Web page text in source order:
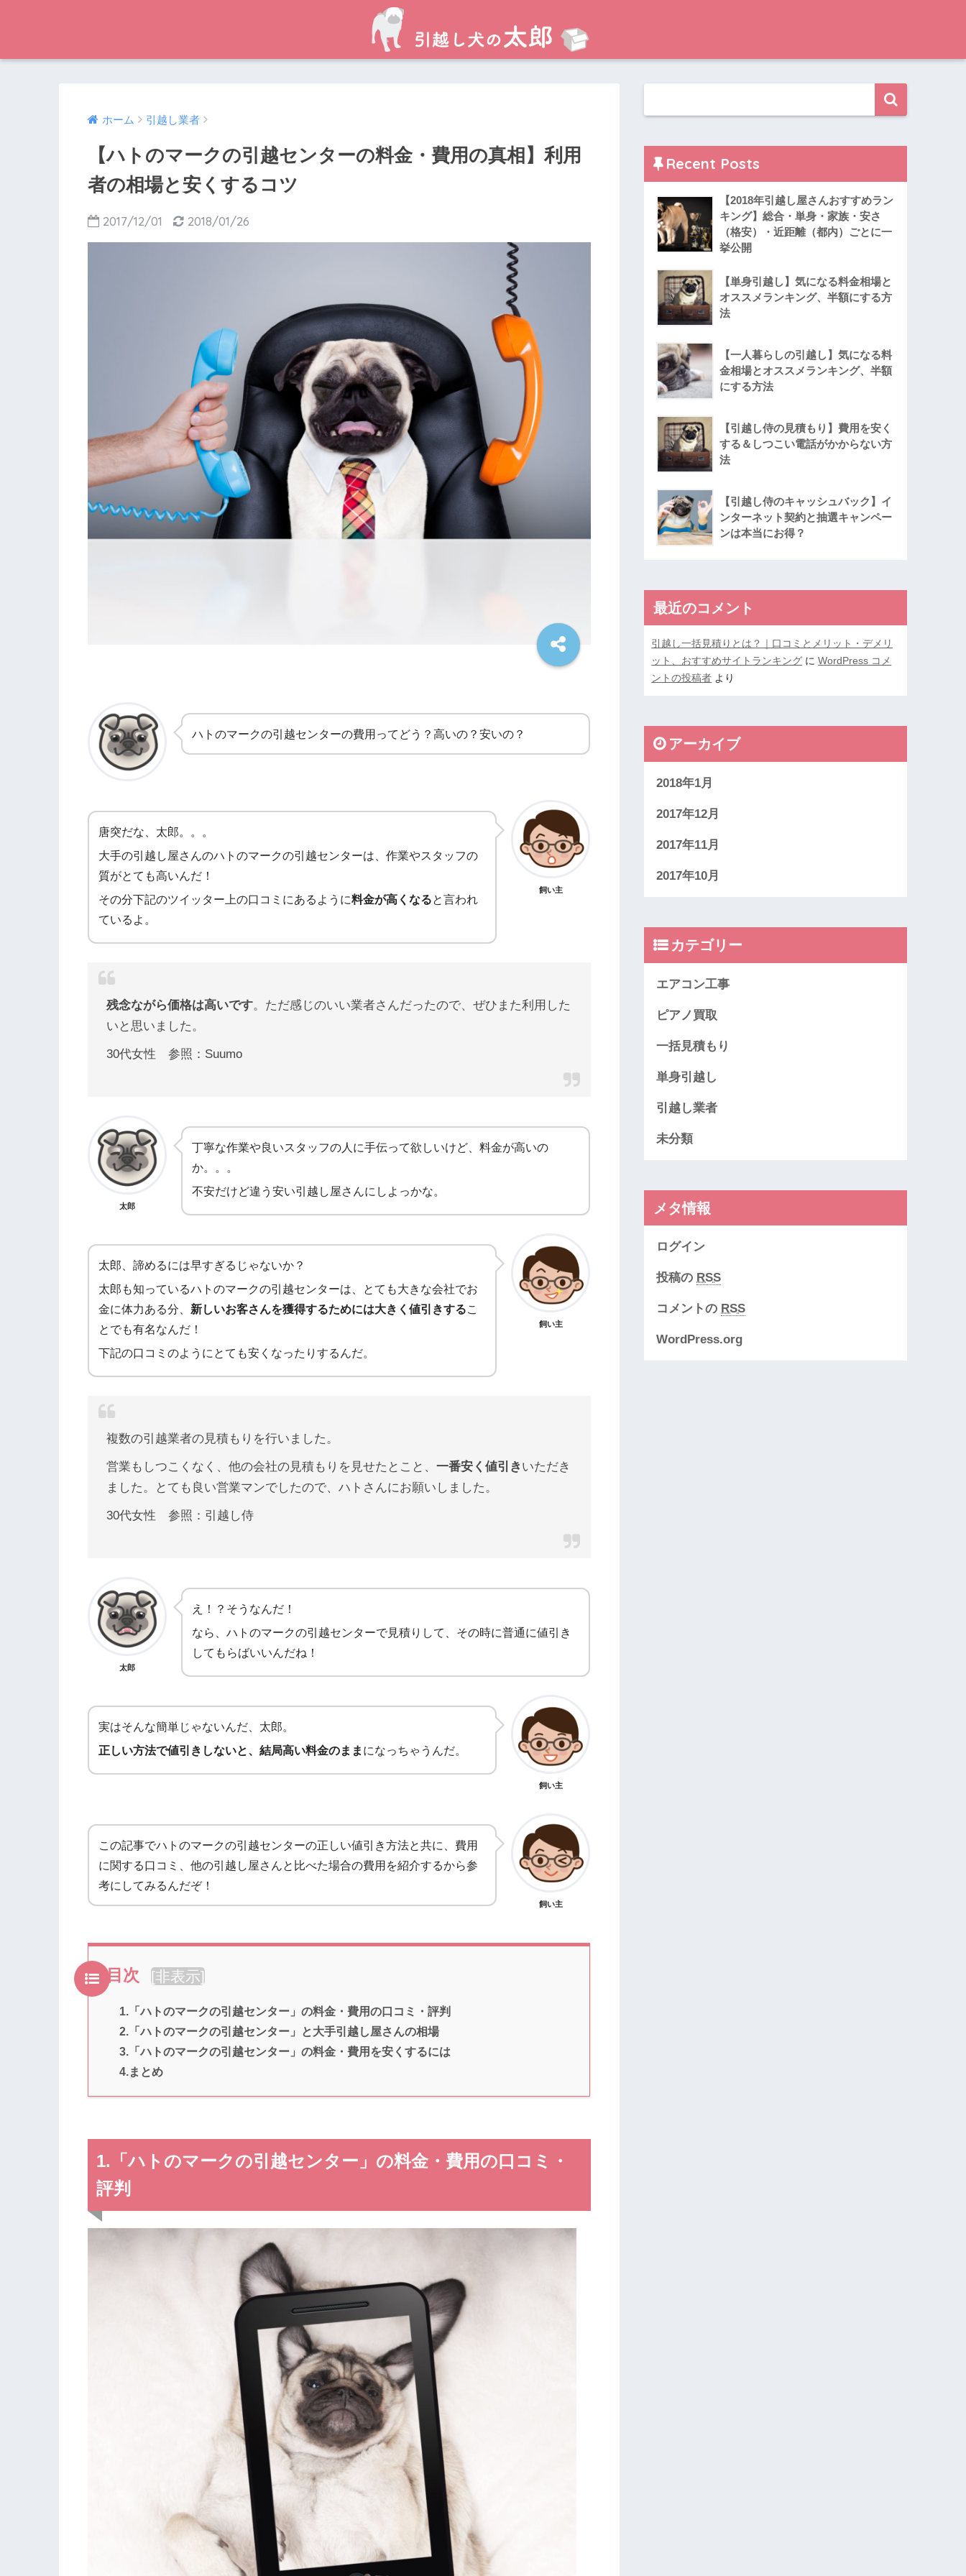
ホーム 引越し業者
【ハトのマークの引越センターの料金・費用の真相】利用
者の相場と安くするコツ
2017/12/01 2018/01/26
ハトのマークの引越センターの費用ってどう？高いの？安いの？
唐突だな、太郎。。。
大手の引越し屋さんのハトのマークの引越センターは、作業やスタッフの
質がとても高いんだ！
その分下記のツイッター上の口コミにあるように料金が高くなると言われ
ているよ。
飼い主
残念ながら価格は高いです。ただ感じのいい業者さんだったので、ぜひまた利用した
いと思いました。
30代女性 参照：Suumo
太郎
丁寧な作業や良いスタッフの人に手伝って欲しいけど、料金が高いの
か。。。
不安だけど違う安い引越し屋さんにしよっかな。
太郎、諦めるには早すぎるじゃないか？
太郎も知っているハトのマークの引越センターは、とても大きな会社でお
金に体力ある分、 新しいお客さんを獲得するためには大きく値引きするこ
とでも有名なんだ！
下記の口コミのようにとても安くなったりするんだ。
飼い主
複数の引越業者の見積もりを行いました。
営業もしつこくなく、他の会社の見積もりを見せたとこと、 一番安く値引き いただき
ました。とても良い営業マンでしたので、ハトさんにお願いしました。
30代女性 参照：引越し侍
太郎
え！？そうなんだ！
なら、ハトのマークの引越センターで見積りして、その時に普通に値引き
してもらばいいんだね！
実はそんな簡単じゃないんだ、太郎。
正しい方法で値引きしないと、結局高い料金のまま になっちゃうんだ。
飼い主
この記事でハトのマークの引越センターの正しい値引き方法と共に、費用
に関する口コミ、他の引越し屋さんと比べた場合の費用を紹介するから参
考にしてみるんだぞ！
飼い主
目次 [非表示]
1.「ハトのマークの引越センター」の料金・費用の口コミ・評判
2.「ハトのマークの引越センター」と大手引越し屋さんの相場
3.「ハトのマークの引越センター」の料金・費用を安くするには
4.まとめ
1.「ハトのマークの引越センター」の料金・費用の口コミ・
評判
Recent Posts
【2018年引越し屋さんおすすめラン
キング】総合・単身・家族・安さ
（格安）・近距離（都内）ごとに一
挙公開
【単身引越し】気になる料金相場と
オススメランキング、半額にする方
法
【一人暮らしの引越し】気になる料
金相場とオススメランキング、半額
にする方法
【引越し侍の見積もり】費用を安く
する＆しつこい電話がかからない方
法
【引越し侍のキャッシュバック】イ
ンターネット契約と抽選キャンペー
ンは本当にお得？
最近のコメント
引越し一括見積りとは？｜口コミとメリット・デメリ
ット、おすすめサイトランキング にWordPress コメ
ントの投稿者 より
アーカイブ
2018年1月
2017年12月
2017年11月
2017年10月
カテゴリー
エアコン工事
ピアノ買取
一括見積もり
単身引越し
引越し業者
未分類
メタ情報
ログイン
投稿の RSS
コメントの RSS
WordPress.org